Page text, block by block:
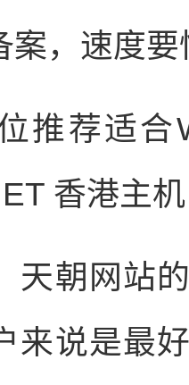
案，速度
推荐适合
香港主机
天朝网站
来说是最